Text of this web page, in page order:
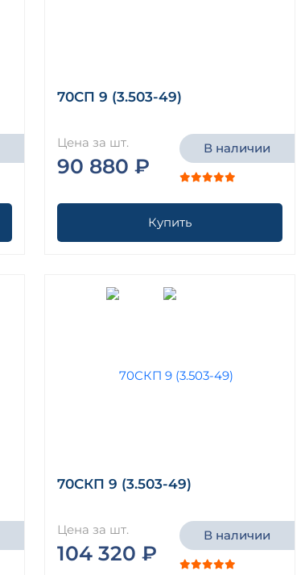
70СП 9 (3.503-49)
Цена за шт.
90 880 ₽
В наличии
Купить
70СКП 9 (3.503-49)
Цена за шт.
104 320 ₽
В наличии